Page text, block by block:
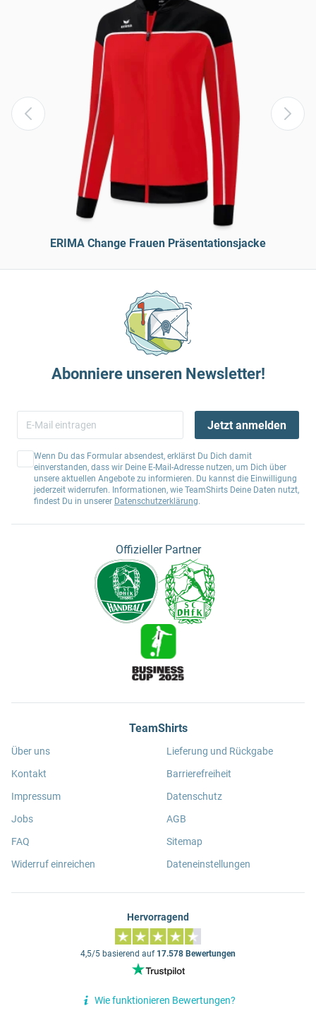
ERIMA Change Frauen Präsentationsjacke
Abonniere unseren Newsletter!
Jetzt anmelden
Wenn Du das Formular absendest, erklärst Du Dich damit
einverstanden, dass wir Deine E-Mail-Adresse nutzen, um Dich über
unsere aktuellen Angebote zu informieren. Du kannst die Einwilligung
jederzeit widerrufen. Informationen, wie TeamShirts Deine Daten nutzt,
findest Du in unserer Datenschutzerklärung.
Offizieller Partner
TeamShirts
Über uns
Kontakt
Impressum
Jobs
FAQ
Widerruf einreichen
Lieferung und Rückgabe
Barrierefreiheit
Datenschutz
AGB
Sitemap
Dateneinstellungen
Hervorragend
4,5/5 basierend auf 17.578 Bewertungen
Wie funktionieren Bewertungen?